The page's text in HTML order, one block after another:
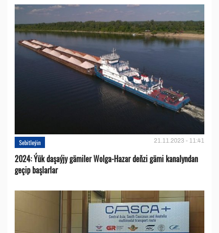
Sebitleýin 21.11.2023 - 11:41
2024: Ýük daşaýjy gämiler Wolga-Hazar deňzi gämi kanalyndan
geçip başlarlar